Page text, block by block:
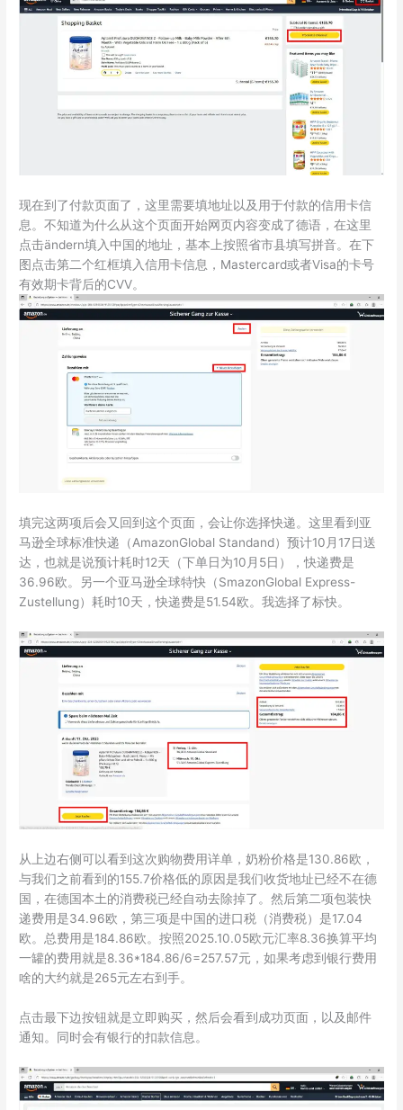
现在到了付款页面了，这里需要填地址以及用于付款的信用卡信
息。不知道为什么从这个页面开始网页内容变成了德语，在这里
点击ändern填入中国的地址，基本上按照省市县填写拼音。在下
图点击第二个红框填入信用卡信息，Mastercard或者Visa的卡号
有效期卡背后的CVV。
填完这两项后会又回到这个页面，会让你选择快递。这里看到亚
马逊全球标准快递（AmazonGlobal Standand）预计10月17日送
达，也就是说预计耗时12天（下单日为10月5日），快递费是
36.96欧。另一个亚马逊全球特快（SmazonGlobal Express-
Zustellung）耗时10天，快递费是51.54欧。我选择了标快。
从上边右侧可以看到这次购物费用详单，奶粉价格是130.86欧，
与我们之前看到的155.7价格低的原因是我们收货地址已经不在德
国，在德国本土的消费税已经自动去除掉了。然后第二项包装快
递费用是34.96欧，第三项是中国的进口税（消费税）是17.04
欧。总费用是184.86欧。按照2025.10.05欧元汇率8.36换算平均
一罐的费用就是8.36*184.86/6=257.57元，如果考虑到银行费用
啥的大约就是265元左右到手。
点击最下边按钮就是立即购买，然后会看到成功页面，以及邮件
通知。同时会有银行的扣款信息。